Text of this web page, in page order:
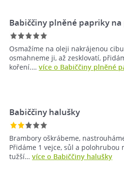
Babiččiny plněné papriky
Osmažíme na oleji nakrájenou
osmahneme ji, až zesklovatí,
koření.… více o Babiččiny plněné
Babiččiny halušky
Brambory oškrábeme,
Přidáme 1 vejce, sůl a polohrubou
tužší… více o Babiččiny halušky